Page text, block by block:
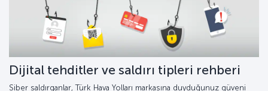
Dijital tehditler ve saldırı tipleri rehberi
Siber saldırganlar, Türk Hava Yolları markasına duyduğunuz güveni